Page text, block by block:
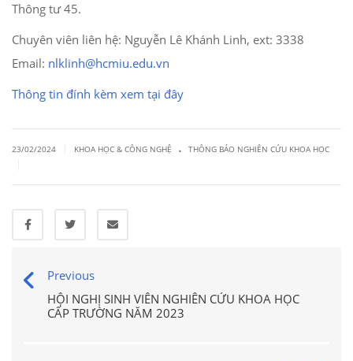
Thông tư 45.
Chuyên viên liên hệ: Nguyễn Lê Khánh Linh, ext: 3338
Email: nlklinh@hcmiu.edu.vn
Thông tin đính kèm xem tại đây
23/02/2024 KHOA HỌC & CÔNG NGHỆ . THÔNG BÁO NGHIÊN CỨU KHOA HỌC
Previous
HỘI NGHỊ SINH VIÊN NGHIÊN CỨU KHOA HỌC
CẤP TRƯỜNG NĂM 2023